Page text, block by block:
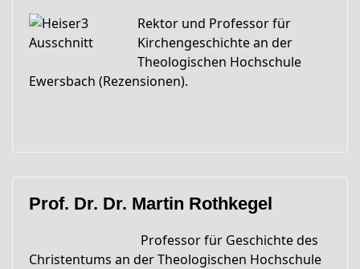
Rektor und Professor für
Kirchengeschichte an der
Theologischen Hochschule
Ewersbach (Rezensionen).
Prof. Dr. Dr. Martin Rothkegel
Professor für Geschichte des
Christentums an der Theologischen Hochschule